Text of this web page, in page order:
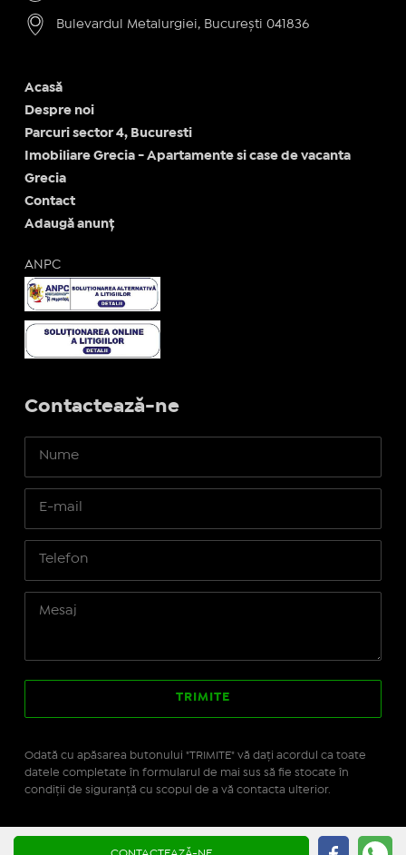
Bulevardul Metalurgiei, București 041836
Acasă
Despre noi
Parcuri sector 4, Bucuresti
Imobiliare Grecia - Apartamente si case de vacanta
Grecia
Contact
Adaugă anunț
ANPC
Contactează-ne
Odată cu apăsarea butonului "TRIMITE" vă daţi acordul ca toate
datele completate în formularul de mai sus să fie stocate în
condiţii de siguranţă cu scopul de a vă contacta ulterior.
IMOPEDIA.ro - Anunțuri